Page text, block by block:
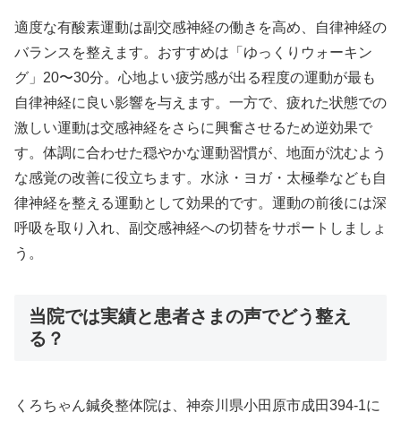
適度な有酸素運動は副交感神経の働きを高め、自律神経の
バランスを整えます。おすすめは「ゆっくりウォーキン
グ」20〜30分。心地よい疲労感が出る程度の運動が最も
自律神経に良い影響を与えます。一方で、疲れた状態での
激しい運動は交感神経をさらに興奮させるため逆効果で
す。体調に合わせた穏やかな運動習慣が、地面が沈むよう
な感覚の改善に役立ちます。水泳・ヨガ・太極拳なども自
律神経を整える運動として効果的です。運動の前後には深
呼吸を取り入れ、副交感神経への切替をサポートしましょ
う。
当院では実績と患者さまの声でどう整え
る？
くろちゃん鍼灸整体院は、神奈川県小田原市成田394-1に